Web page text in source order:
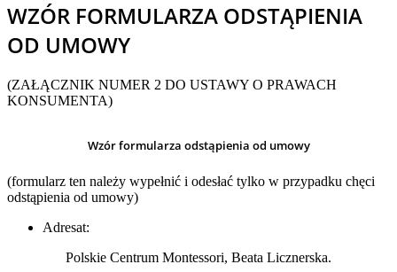
WZÓR FORMULARZA ODSTĄPIENIA
OD UMOWY
(ZAŁĄCZNIK NUMER 2 DO USTAWY O PRAWACH
KONSUMENTA)
Wzór formularza odstąpienia od umowy
(formularz ten należy wypełnić i odesłać tylko w przypadku chęci
odstąpienia od umowy)
Adresat:
Polskie Centrum Montessori, Beata Licznerska.